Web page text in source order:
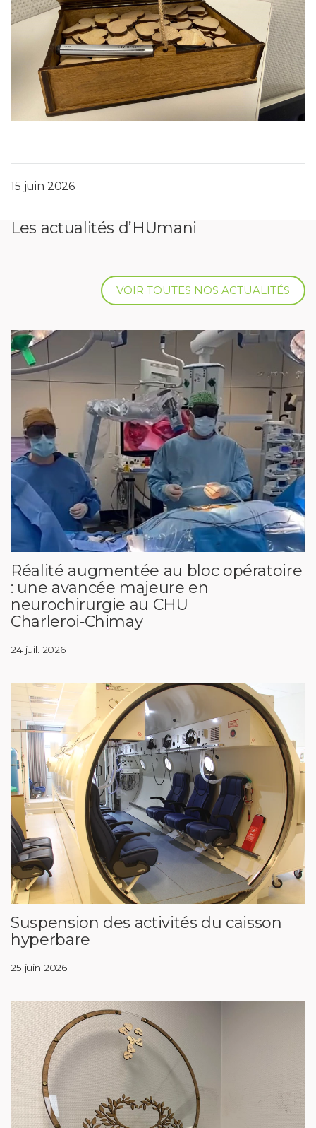
15 juin 2026
Les actualités d’HUmani
VOIR TOUTES NOS ACTUALITÉS
Réalité augmentée au bloc opératoire
: une avancée majeure en
neurochirurgie au CHU
Charleroi‑Chimay
24 juil. 2026
Suspension des activités du caisson
hyperbare
25 juin 2026